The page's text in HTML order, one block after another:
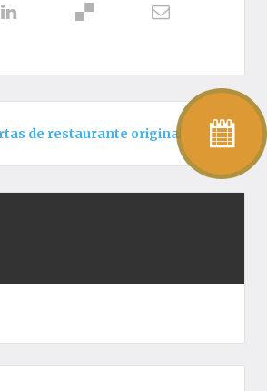
de restaurante originales